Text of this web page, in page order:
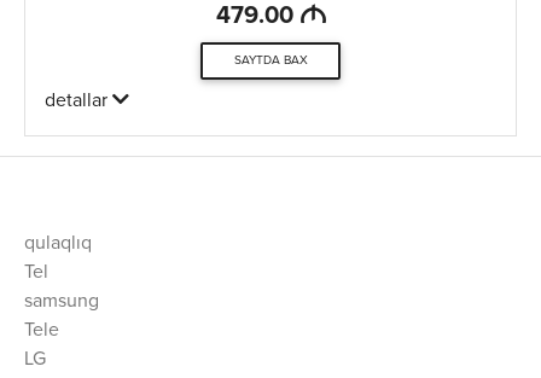
479.00 M
SAYTDA BAX
detallar
qulaqlıq
Tel
samsung
Tele
LG